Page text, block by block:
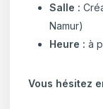
Salle :
Namur)
Heure : à
Vous hésitez